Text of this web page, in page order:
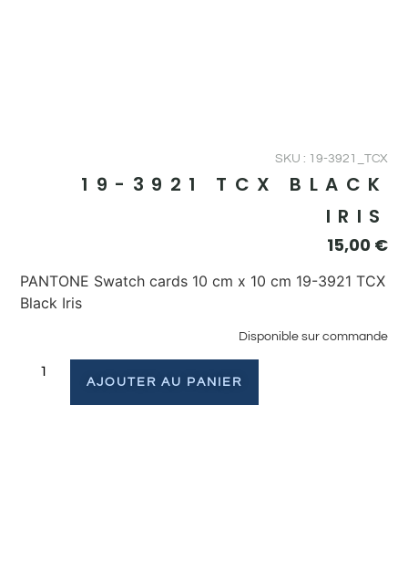
SKU : 19-3921_TCX
19-3921 TCX BLACK
IRIS
15,00 €
PANTONE Swatch cards 10 cm x 10 cm 19-3921 TCX
Black Iris
Disponible sur commande
AJOUTER AU PANIER